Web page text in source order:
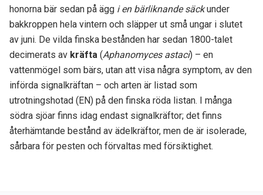
honorna bär sedan på ägg i en bärliknande säckunder
bakkroppen hela vintern och släpper ut små ungar i slutet
av juni. De vilda finska bestånden har sedan 1800-talet
decimerats av kräfta (Aphanomyces astaci) – en
vattenmögel som bärs, utan att visa några symptom, av den
införda signalkräftan – och arten är listad som
utrotningshotad (EN) på den finska röda listan. I många
södra sjöar finns idag endast signalkräftor; det finns
återhämtande bestånd av ädelkräftor, men de är isolerade,
sårbara för pesten och förvaltas med försiktighet.